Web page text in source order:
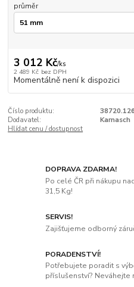
průměr
3 012 Kč/ks
2 489 Kč bez DPH
Momentálně není k dispozici
Číslo produktu:
Dodavatel:
Karnasch
Hlídat cenu / dostupnost
DOPRAVA ZDARMA!
Po celé ČR při nákupu
31,5 Kg!
SERVIS!
Zajišťujeme odborný
PORADENSTVÍ!
Potřebujete poradit s
příslušenství? Neváhejte